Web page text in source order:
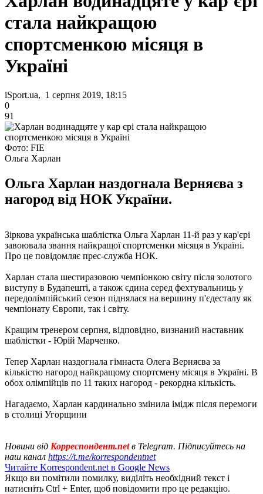
стала найкращою
спортсменкою місяця в
Україні
iSport.ua, 1 серпня 2019, 18:15
0
91
Фото: FIE
Ольга Харлан
Ольга Харлан наздогнала Верняєва з
нагород від НОК України.
Зіркова українська шаблістка Ольга Харлан 11-й раз у кар'єрі
завоювала звання найкращої спортсменки місяця в Україні.
Про це повідомляє прес-служба НОК.
Харлан стала шестиразовою чемпіонкою світу після золотого
виступу в Будапешті, а також єдина серед фехтувальниць у
передолімпійський сезон піднялася на вершину п'єдесталу як
чемпіонату Європи, так і світу.
Кращим тренером серпня, відповідно, визнаний наставник
шаблістки - Юрій Марченко.
Тепер Харлан наздогнала гімнаста Олега Верняєва за
кількістю нагород найкращому спортсмену місяця в Україні. В
обох олімпійців по 11 таких нагород - рекордна кількість.
Нагадаємо, Харлан кардинально змінила імідж після перемоги
в столиці Угорщини
Новини від Корреспондент.netв Telegram. Підписуйтесь на
наш канал https://t.me/korrespondentnet
Читайте Korrespondent.net в Google News
Якщо ви помітили помилку, виділіть необхідний текст і
натисніть Ctrl + Enter, щоб повідомити про це редакцію.